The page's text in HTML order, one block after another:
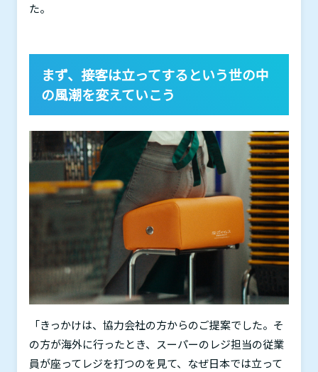
た。
まず、接客は立ってするという世の中
の風潮を変えていこう
「きっかけは、協力会社の方からのご提案でした。そ
の方が海外に行ったとき、スーパーのレジ担当の従業
員が座ってレジを打つのを見て、なぜ日本では立って